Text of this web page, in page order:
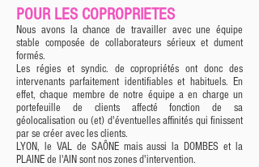
POUR LES COPROPRIETES
Nous avons la chance de travailler avec une équipe
stable composée de collaborateurs sérieux et dument
formés.
Les régies et syndic. de copropriétés ont donc des
intervenants parfaitement identifiables et habituels. En
effet, chaque membre de notre équipe a en charge un
portefeuille de clients affecté fonction de sa
géolocalisation ou (et) d'éventuelles affinités qui finissent
par se créer avec les clients.
LYON, le VAL de SAÔNE mais aussi la DOMBES et la
PLAINE de l'AIN sont nos zones d'intervention.